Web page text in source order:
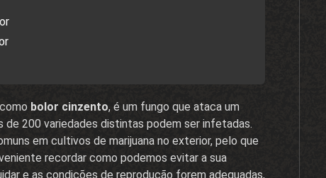
bolor cinzento, é um fungo que ataca um
de 200 variedades distintas podem ser infetadas.
em cultivos de marijuana no exterior, pelo que
recordar como podemos evitar a sua
e as condições de reprodução forem adequadas,